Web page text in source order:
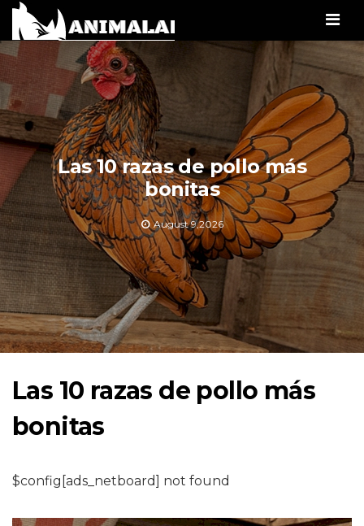
Las 10 razas de pollo más
bonitas
August 9,2026
Las 10 razas de pollo más
bonitas
$config[ads_netboard] not found